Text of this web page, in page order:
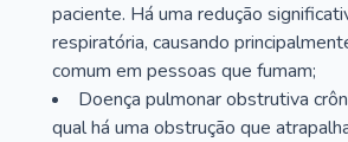
paciente. Há uma redução
respiratória, causando
comum em pessoas que fumam;
Doença pulmonar obstrutiva
qual há uma obstrução que